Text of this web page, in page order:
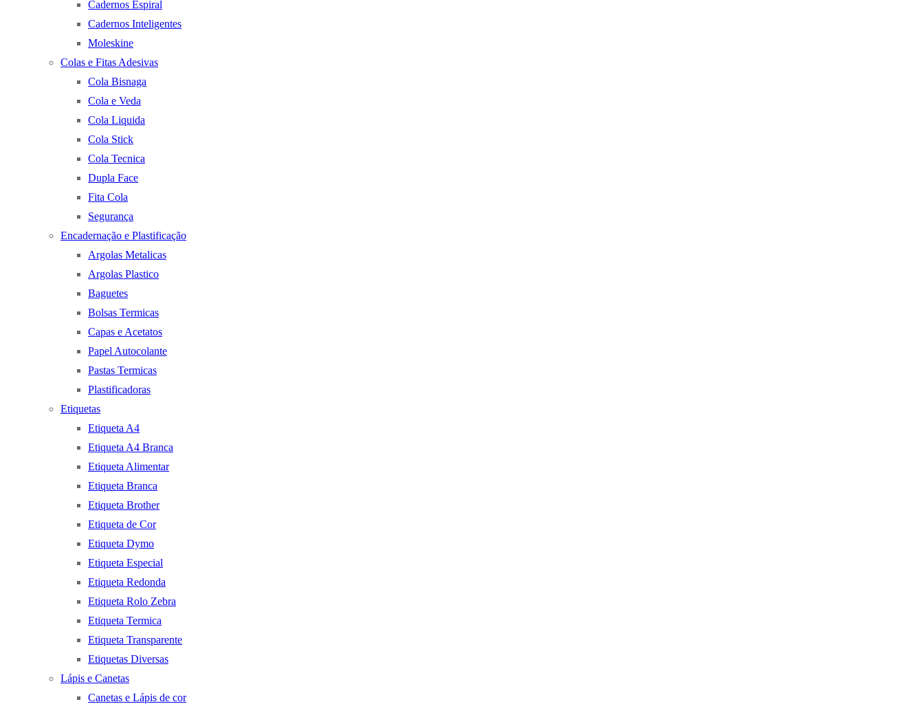
Cadernos Espiral
Cadernos Inteligentes
Moleskine
Colas e Fitas Adesivas
Cola Bisnaga
Cola e Veda
Cola Liquida
Cola Stick
Cola Tecnica
Dupla Face
Fita Cola
Segurança
Encadernação e Plastificação
Argolas Metalicas
Argolas Plastico
Baguetes
Bolsas Termicas
Capas e Acetatos
Papel Autocolante
Pastas Termicas
Plastificadoras
Etiquetas
Etiqueta A4
Etiqueta A4 Branca
Etiqueta Alimentar
Etiqueta Branca
Etiqueta Brother
Etiqueta de Cor
Etiqueta Dymo
Etiqueta Especial
Etiqueta Redonda
Etiqueta Rolo Zebra
Etiqueta Termica
Etiqueta Transparente
Etiquetas Diversas
Lápis e Canetas
Canetas e Lápis de cor